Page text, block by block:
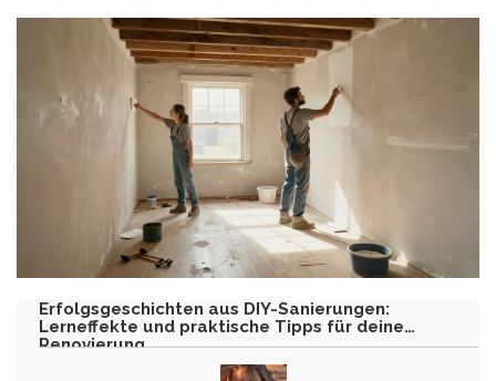
Erfolgsgeschichten aus DIY-Sanierungen:
Lerneffekte und praktische Tipps für deine
Renovierung